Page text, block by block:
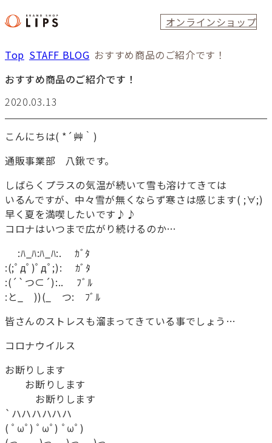
オンラインショップ
Top STAFF BLOG おすすめ商品のご紹介です！
おすすめ商品のご紹介です！
2020.03.13
こんにちは( *´艸｀)
通販事業部 八鍬です。
しばらくプラスの気温が続いて雪も溶けてきては
いるんですが、中々雪が無くならず寒さは感じます( ;∀;)
早く夏を満喫したいです♪♪
コロナはいつまで広がり続けるのか…
:ﾊ_ﾊ:ﾊ_ﾊ:. ｶﾞﾀ
:(;ﾟдﾟ)ﾟдﾟ;): ｶﾞﾀ
:(´`つ⊂´):.. ﾌﾞﾙ
:と_ ))(_ つ: ﾌﾞﾙ
皆さんのストレスも溜まってきている事でしょう…
コロナウイルス
お断りします
お断りします
お断りします
`ハハハハハハ
( ﾟωﾟ) ﾟωﾟ) ﾟωﾟ)